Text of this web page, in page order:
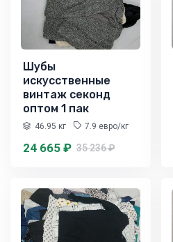
Шубы
искусственные
винтаж секонд
оптом 1 пак
46.95 кг 7.9 евро/кг
24 665 ₽ 35 236 ₽